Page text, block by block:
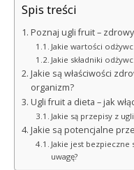
Spis treści
Poznaj ugli fruit –
Jakie wartości
Jakie składniki
Jakie są właściwości
organizm?
Ugli fruit a dieta – jak
Jakie są przepisy z
Jakie są potencjalne
Jakie jest
uwagę?